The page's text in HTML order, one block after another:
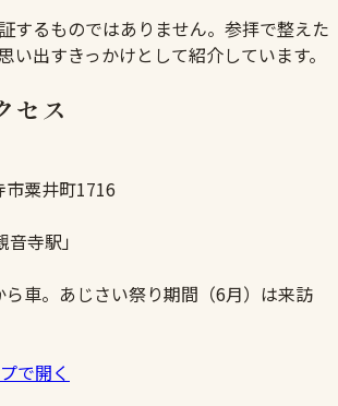
するものではありません。参拝で整えた
い出すきっかけとして紹介しています。
セス
市粟井町1716
寺駅」
車。あじさい祭り期間（6月）は来訪
で開く